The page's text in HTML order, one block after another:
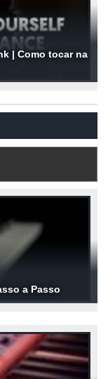
| Como tocar na
a Passo